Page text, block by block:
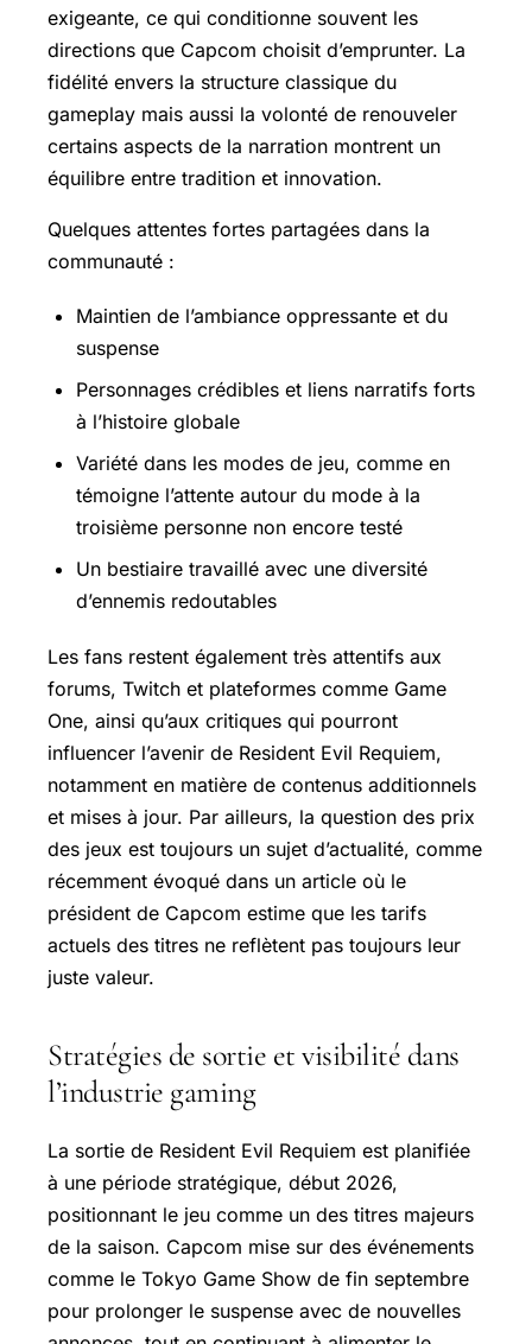
exigeante, ce qui conditionne souvent les
directions que Capcom choisit d’emprunter. La
fidélité envers la structure classique du
gameplay mais aussi la volonté de renouveler
certains aspects de la narration montrent un
équilibre entre tradition et innovation.
Quelques attentes fortes partagées dans la
communauté :
Maintien de l’ambiance oppressante et du
suspense
Personnages crédibles et liens narratifs forts
à l’histoire globale
Variété dans les modes de jeu, comme en
témoigne l’attente autour du mode à la
troisième personne non encore testé
Un bestiaire travaillé avec une diversité
d’ennemis redoutables
Les fans restent également très attentifs aux
forums, Twitch et plateformes comme Game
One, ainsi qu’aux critiques qui pourront
influencer l’avenir de Resident Evil Requiem,
notamment en matière de contenus additionnels
et mises à jour. Par ailleurs, la question des prix
des jeux est toujours un sujet d’actualité, comme
récemment évoqué dans un article où le
président de Capcom estime que les tarifs
actuels des titres ne reflètent pas toujours leur
juste valeur.
Stratégies de sortie et visibilité dans
l’industrie gaming
La sortie de Resident Evil Requiem est planifiée
à une période stratégique, début 2026,
positionnant le jeu comme un des titres majeurs
de la saison. Capcom mise sur des événements
comme le Tokyo Game Show de fin septembre
pour prolonger le suspense avec de nouvelles